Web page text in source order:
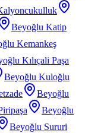
Beyoğlu Katip
Kemankeş
Kılıçali Paşa
Beyoğlu Kuloğlu
Beyoğlu
Beyoğlu
Beyoğlu Sururi